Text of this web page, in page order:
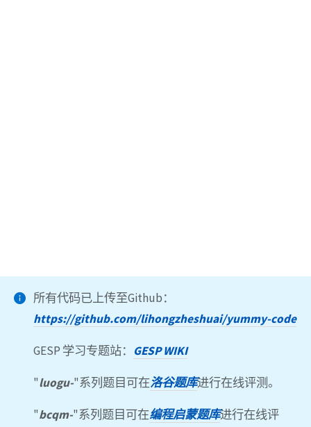
所有代码已上传至Github：
https://github.com/lihongzheshuai/yummy-code
GESP 学习专题站： GESP WIKI
"luogu-"系列题目可在洛谷题库进行在线评测。
"bcqm-"系列题目可在编程启蒙题库进行在线评